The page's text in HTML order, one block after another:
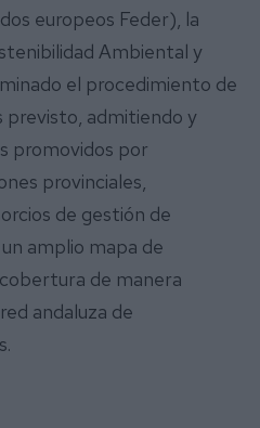
europeos Feder), la
Ambiental y
el procedimiento de
previsto, admitiendo y
promovidos por
provinciales,
de gestión de
amplio mapa de
de manera
andaluza de